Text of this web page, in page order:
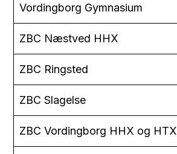
Vordingborg Gymnasium
ZBC Næstved HHX
ZBC Ringsted
ZBC Slagelse
ZBC Vordingborg HHX og HTX